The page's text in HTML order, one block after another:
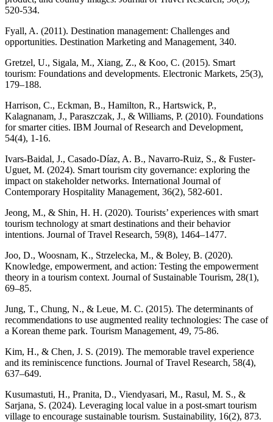
520-534.
Fyall, A. (2011). Destination management: Challenges and
opportunities. Destination Marketing and Management, 340.
Gretzel, U., Sigala, M., Xiang, Z., & Koo, C. (2015). Smart
tourism: Foundations and developments. Electronic Markets, 25(3),
179–188.
Harrison, C., Eckman, B., Hamilton, R., Hartswick, P.,
Kalagnanam, J., Paraszczak, J., & Williams, P. (2010). Foundations
for smarter cities. IBM Journal of Research and Development,
54(4), 1-16.
Ivars-Baidal, J., Casado-Díaz, A. B., Navarro-Ruiz, S., & Fuster-
Uguet, M. (2024). Smart tourism city governance: exploring the
impact on stakeholder networks. International Journal of
Contemporary Hospitality Management, 36(2), 582-601.
Jeong, M., & Shin, H. H. (2020). Tourists’ experiences with smart
tourism technology at smart destinations and their behavior
intentions. Journal of Travel Research, 59(8), 1464–1477.
Joo, D., Woosnam, K., Strzelecka, M., & Boley, B. (2020).
Knowledge, empowerment, and action: Testing the empowerment
theory in a tourism context. Journal of Sustainable Tourism, 28(1),
69–85.
Jung, T., Chung, N., & Leue, M. C. (2015). The determinants of
recommendations to use augmented reality technologies: The case of
a Korean theme park. Tourism Management, 49, 75-86.
Kim, H., & Chen, J. S. (2019). The memorable travel experience
and its reminiscence functions. Journal of Travel Research, 58(4),
637–649.
Kusumastuti, H., Pranita, D., Viendyasari, M., Rasul, M. S., &
Sarjana, S. (2024). Leveraging local value in a post-smart tourism
village to encourage sustainable tourism. Sustainability, 16(2), 873.